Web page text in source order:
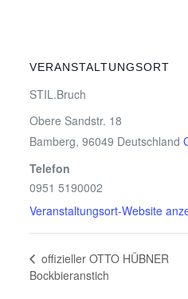
VERANSTALTUNGSORT
STIL.Bruch
Obere Sandstr. 18
Bamberg, 96049 Deutschland
Telefon
0951 5190002
Veranstaltungsort-Website
offizieller OTTO HÜBNER
Bockbieranstich